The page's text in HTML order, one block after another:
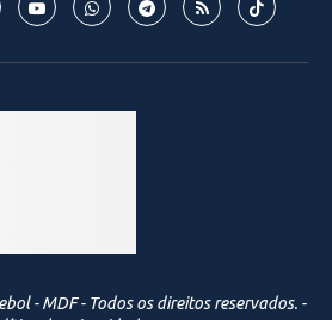
- MDF - Todos os direitos reservados. -